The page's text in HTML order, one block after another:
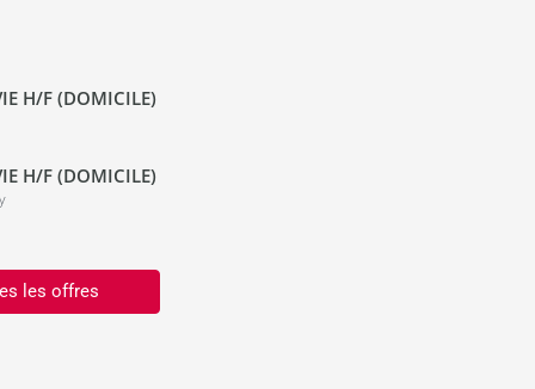
H/F (DOMICILE)
H/F (DOMICILE)
les offres